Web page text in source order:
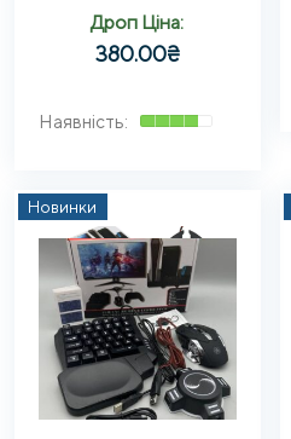
Дроп Ціна:
380.00₴
Новинки